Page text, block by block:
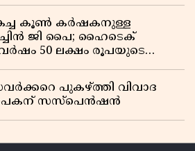
കൂൺ കർഷകനുള്ള
ജി പൈ; ഹൈടെക്
50 ലക്ഷം രൂപയുടെ
പുകഴ്ത്തി വിവാദ
സസ്പെൻഷൻ